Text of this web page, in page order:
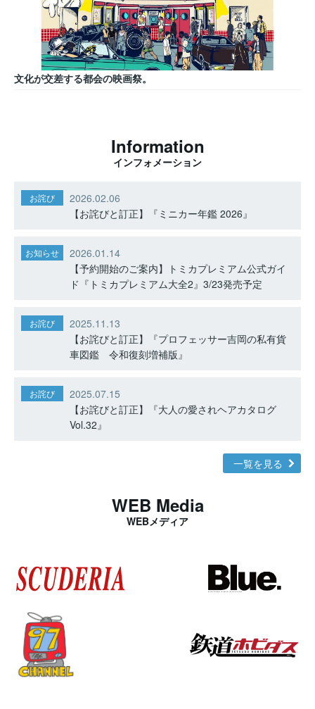
文化が交差する都会の映画祭。
Information
インフォメーション
お詫び
2026.02.06
【お詫びと訂正】『ミニカー年鑑 2026』
お知らせ
2026.01.14
【予約開始のご案内】トミカプレミアム公式ガイ
ド『トミカプレミアム大全2』3/23発売予定
お詫び
2025.11.13
【お詫びと訂正】『プロフェッサー吉岡の私有貨
車図鑑 令和復刻増補版』
お詫び
2025.07.15
【お詫びと訂正】『大人の愛されヘアカタログ
Vol.32』
一覧を見る
WEB Media
WEBメディア